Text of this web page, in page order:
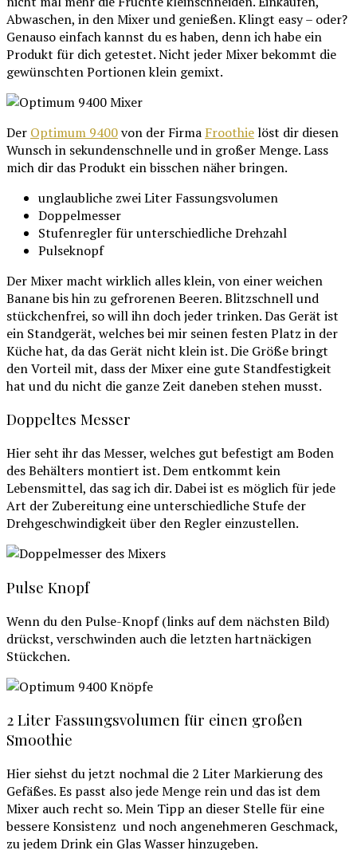
Abwaschen, in den Mixer und genießen. Klingt easy – oder?
Genauso einfach kannst du es haben, denn ich habe ein
Produkt für dich getestet. Nicht jeder Mixer bekommt die
gewünschten Portionen klein gemixt.
Der Optimum 9400von der Firma Froothielöst dir diesen
Wunsch in sekundenschnelle und in großer Menge. Lass
mich dir das Produkt ein bisschen näher bringen.
unglaubliche zwei Liter Fassungsvolumen
Doppelmesser
Stufenregler für unterschiedliche Drehzahl
Pulseknopf
Der Mixer macht wirklich alles klein, von einer weichen
Banane bis hin zu gefrorenen Beeren. Blitzschnell und
stückchenfrei, so will ihn doch jeder trinken. Das Gerät ist
ein Standgerät, welches bei mir seinen festen Platz in der
Küche hat, da das Gerät nicht klein ist. Die Größe bringt
den Vorteil mit, dass der Mixer eine gute Standfestigkeit
hat und du nicht die ganze Zeit daneben stehen musst.
Doppeltes Messer
Hier seht ihr das Messer, welches gut befestigt am Boden
des Behälters montiert ist. Dem entkommt kein
Lebensmittel, das sag ich dir. Dabei ist es möglich für jede
Art der Zubereitung eine unterschiedliche Stufe der
Drehgeschwindigkeit über den Regler einzustellen.
Pulse Knopf
Wenn du den Pulse-Knopf (links auf dem nächsten Bild)
drückst, verschwinden auch die letzten hartnäckigen
Stückchen.
2 Liter Fassungsvolumen für einen großen
Smoothie
Hier siehst du jetzt nochmal die 2 Liter Markierung des
Gefäßes. Es passt also jede Menge rein und das ist dem
Mixer auch recht so. Mein Tipp an dieser Stelle für eine
bessere Konsistenz und noch angenehmeren Geschmack,
zu jedem Drink ein Glas Wasser hinzugeben.